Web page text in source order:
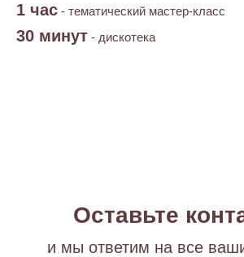
1 час - тематический мастер-класс
30 минут - дискотека
Оставьте
и мы ответим на все